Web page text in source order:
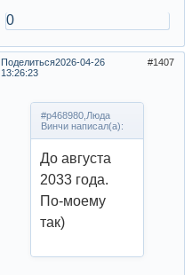
0
Поделиться 1407
2026-04-26
13:26:23
#p468980,Люда
Винчи написал(а):
До августа
2033 года.
По-моему
так)